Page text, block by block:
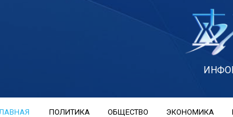
ПОЛИТИКА ОБЩЕСТВО ЭКОНОМИКА